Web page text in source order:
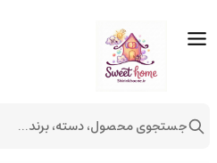
جستجوی محصول، دسته، برند...